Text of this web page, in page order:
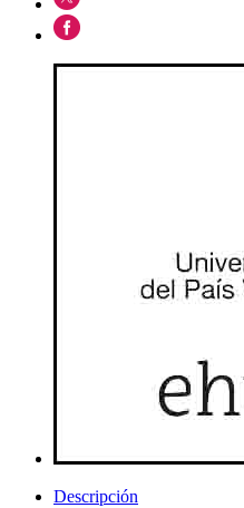
Descripción